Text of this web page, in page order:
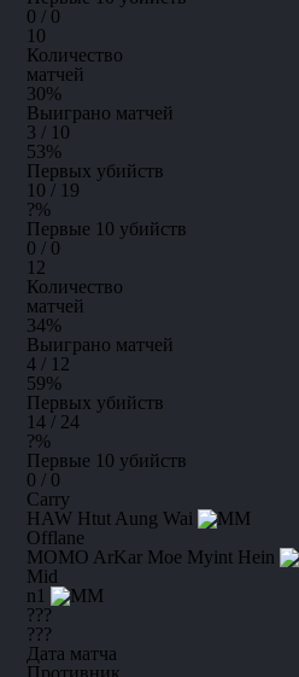
0 / 0
10
Количество
матчей
30%
Выиграно матчей
3 / 10
53%
Первых убийств
10 / 19
?%
Первые 10 убийств
0 / 0
12
Количество
матчей
34%
Выиграно матчей
4 / 12
59%
Первых убийств
14 / 24
?%
Первые 10 убийств
0 / 0
Carry
HAW Htut Aung Wai
Offlane
MOMO ArKar Moe Myint Hein
Mid
n1
???
???
Дата матча
Противник